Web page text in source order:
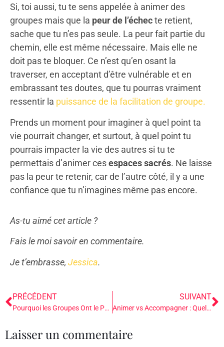
Si, toi aussi, tu te sens appelée à animer des
groupes mais que la peur de l’échecte retient,
sache que tu n’es pas seule. La peur fait partie du
chemin, elle est même nécessaire. Mais elle ne
doit pas te bloquer. Ce n’est qu’en osant la
traverser, en acceptant d’être vulnérable et en
embrassant tes doutes, que tu pourras vraiment
ressentir la puissance de la facilitation de groupe.
Prends un moment pour imaginer à quel point ta
vie pourrait changer, et surtout, à quel point tu
pourrais impacter la vie des autres si tu te
permettais d’animer cesespaces sacrés. Ne laisse
pas la peur te retenir, car de l’autre côté, il y a une
confiance que tu n’imagines même pas encore.
As-tu aimé cet article ?
Fais le moi savoir en commentaire.
Je t’embrasse, Jessica.
PRÉCÉDENT
Pourquoi les Groupes Ont le Pouvoir de Transformer Profondément nos Vies
SUIVANT
Animer vs Accompagner : Quelle est la Différence et Pourquoi C’est Crucial pour Créer des Espaces Transformateurs
Laisser un commentaire